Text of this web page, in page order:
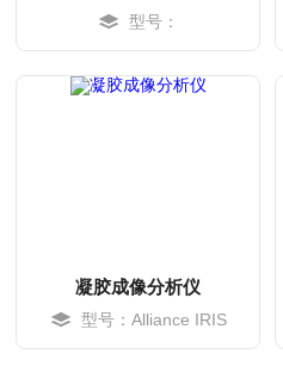
型号：
凝胶成像分析仪
型号：Alliance IRIS